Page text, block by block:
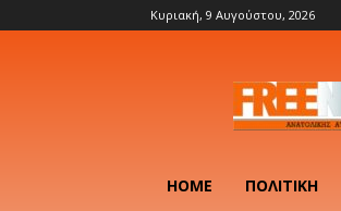
Κυριακή, 9 Αυγούστου, 2026
HOME ΠΟΛΙΤΙΚΉ